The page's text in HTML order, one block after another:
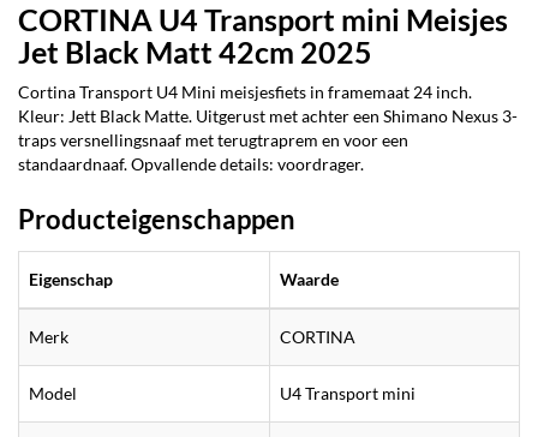
CORTINA U4 Transport mini Meisjes
Jet Black Matt 42cm 2025
Cortina Transport U4 Mini meisjesfiets in framemaat 24 inch.
Kleur: Jett Black Matte. Uitgerust met achter een Shimano Nexus 3-
traps versnellingsnaaf met terugtraprem en voor een
standaardnaaf. Opvallende details: voordrager.
Producteigenschappen
Eigenschap Waarde
Merk CORTINA
Model U4 Transport mini